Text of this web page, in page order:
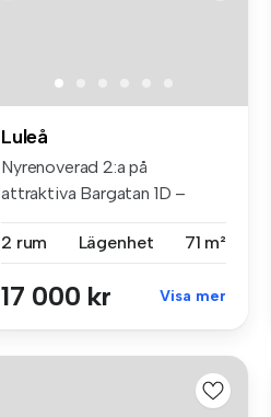
Luleå
Nyrenoverad 2:a på
attraktiva Bargatan 1D –
2 rum
Lägenhet 71 m²
17 000 kr Visa mer